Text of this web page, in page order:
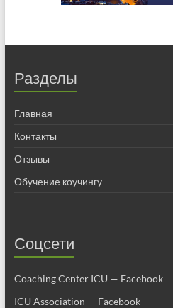
Разделы
Главная
Контакты
Отзывы
Обучение коучингу
Соцсети
Coaching Center ICU — Facebook
ICU Association — Facebook